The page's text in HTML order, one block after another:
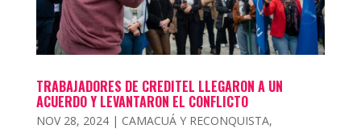
TRABAJADORES DE CREDITEL LLEGARON A UN
ACUERDO Y LEVANTARON EL CONFLICTO
NOV 28, 2024| CAMACUÁ Y RECONQUISTA,